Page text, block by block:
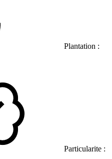
Plantation :
Particularite :